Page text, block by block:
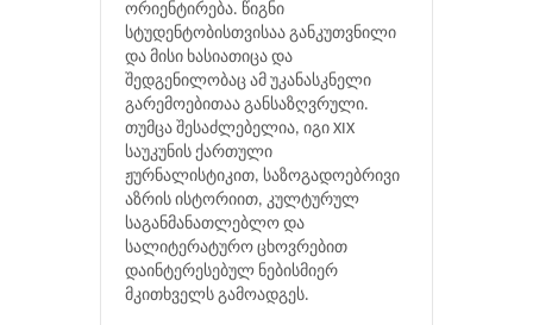
ორიენტირება. წიგნი
სტუდენტობისთვისაა განკუთვნილი
და მისი ხასიათიცა და
შედგენილობაც ამ უკანასკნელი
გარემოებითაა განსაზღვრული.
თუმცა შესაძლებელია, იგი XIX
საუკუნის ქართული
ჟურნალისტიკით, საზოგადოებრივი
აზრის ისტორიით, კულტურულ
საგანმანათლებლო და
სალიტერატურო ცხოვრებით
დაინტერესებულ ნებისმიერ
მკითხველს გამოადგეს.